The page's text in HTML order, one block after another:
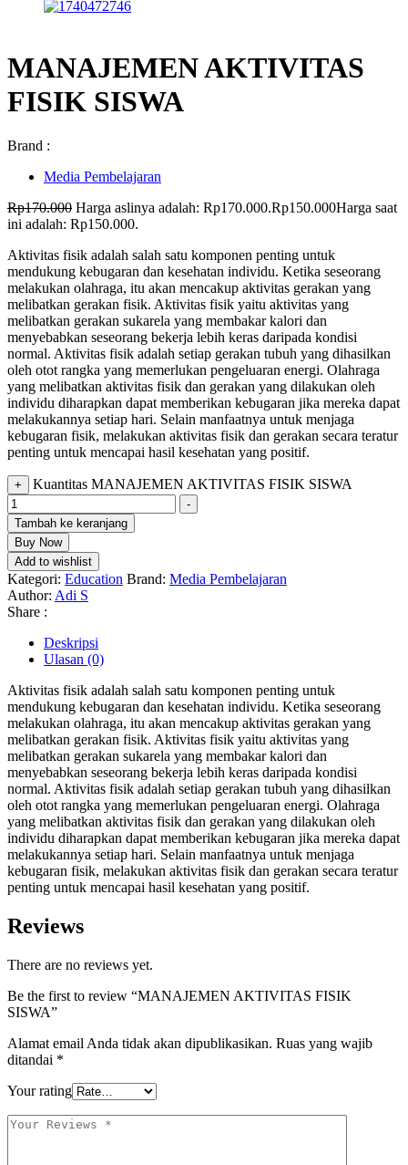
MANAJEMEN AKTIVITAS
FISIK SISWA
Brand :
Media Pembelajaran
Rp170.000 Harga aslinya adalah: Rp170.000.Rp150.000Harga saat
ini adalah: Rp150.000.
Aktivitas fisik adalah salah satu komponen penting untuk
mendukung kebugaran dan kesehatan individu. Ketika seseorang
melakukan olahraga, itu akan mencakup aktivitas gerakan yang
melibatkan gerakan fisik. Aktivitas fisik yaitu aktivitas yang
melibatkan gerakan sukarela yang membakar kalori dan
menyebabkan seseorang bekerja lebih keras daripada kondisi
normal. Aktivitas fisik adalah setiap gerakan tubuh yang dihasilkan
oleh otot rangka yang memerlukan pengeluaran energi. Olahraga
yang melibatkan aktivitas fisik dan gerakan yang dilakukan oleh
individu diharapkan dapat memberikan kebugaran jika mereka dapat
melakukannya setiap hari. Selain manfaatnya untuk menjaga
kebugaran fisik, melakukan aktivitas fisik dan gerakan secara teratur
penting untuk mencapai hasil kesehatan yang positif.
+ Kuantitas MANAJEMEN AKTIVITAS FISIK SISWA
-
Tambah ke keranjang
Buy Now
Add to wishlist
Kategori: Education Brand: Media Pembelajaran
Author: Adi S
Share :
Deskripsi
Ulasan (0)
Aktivitas fisik adalah salah satu komponen penting untuk
mendukung kebugaran dan kesehatan individu. Ketika seseorang
melakukan olahraga, itu akan mencakup aktivitas gerakan yang
melibatkan gerakan fisik. Aktivitas fisik yaitu aktivitas yang
melibatkan gerakan sukarela yang membakar kalori dan
menyebabkan seseorang bekerja lebih keras daripada kondisi
normal. Aktivitas fisik adalah setiap gerakan tubuh yang dihasilkan
oleh otot rangka yang memerlukan pengeluaran energi. Olahraga
yang melibatkan aktivitas fisik dan gerakan yang dilakukan oleh
individu diharapkan dapat memberikan kebugaran jika mereka dapat
melakukannya setiap hari. Selain manfaatnya untuk menjaga
kebugaran fisik, melakukan aktivitas fisik dan gerakan secara teratur
penting untuk mencapai hasil kesehatan yang positif.
Reviews
There are no reviews yet.
Be the first to review “MANAJEMEN AKTIVITAS FISIK
SISWA”
Alamat email Anda tidak akan dipublikasikan. Ruas yang wajib
ditandai *
Your rating